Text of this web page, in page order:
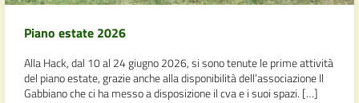
Piano estate 2026
Alla Hack, dal 10 al 24 giugno 2026, si sono tenute le prime attività
del piano estate, grazie anche alla disponibilità dell’associazione Il
Gabbiano che ci ha messo a disposizione il cva e i suoi spazi. […]